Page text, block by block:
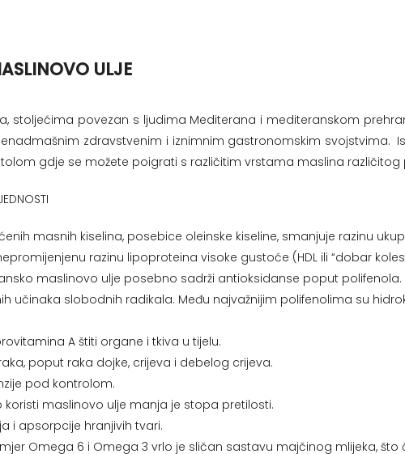
ULJE
stoljećima povezan s ljudima Mediterana i mediteranskom
zdravstvenim i iznimnim gastronomskim svojstvima.
gdje se možete poigrati s različitim vrstama maslina različitog
masnih kiselina, posebice oleinske kiseline, smanjuje razinu
razinu lipoproteina visoke gustoće (HDL ili “dobar
maslinovo ulje posebno sadrži antioksidanse poput
učinaka slobodnih radikala. Među najvažnijim polifenolima su
A štiti organe i tkiva u tijelu.
poput raka dojke, crijeva i debelog crijeva.
pod kontrolom.
maslinovo ulje manja je stopa pretilosti.
i apsorpcije hranjivih tvari.
Omega 6 i Omega 3 vrlo je sličan sastavu majčinog mlijeka,